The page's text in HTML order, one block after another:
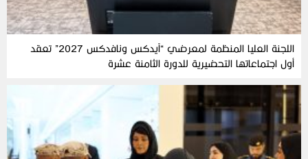
اللجنة العليا المنظمة لمعرضي “آيدكس ونافدكس 2027” تعقد
أول اجتماعاتها التحضيرية للدورة الثامنة عشرة